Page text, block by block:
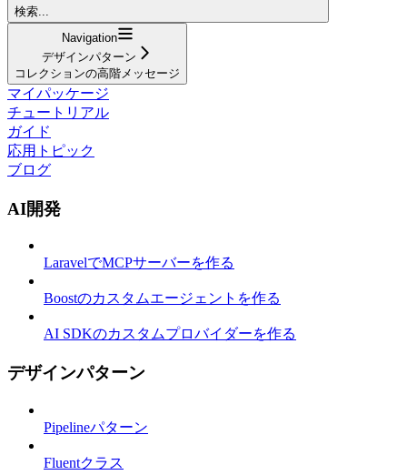
検索...
Navigation
デザインパターン
コレクションの高階メッセージ
マイパッケージ
チュートリアル
ガイド
応用トピック
ブログ
AI開発
LaravelでMCPサーバーを作る
Boostのカスタムエージェントを作る
AI SDKのカスタムプロバイダーを作る
デザインパターン
Pipelineパターン
Fluentクラス